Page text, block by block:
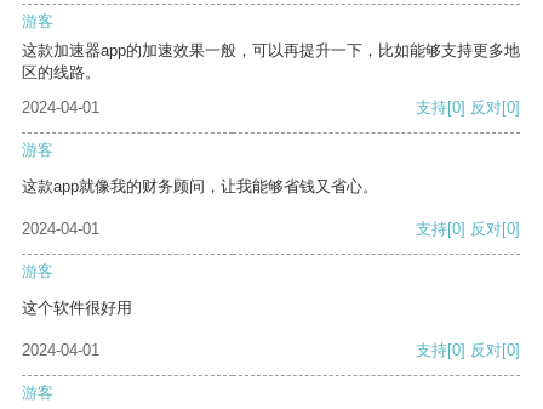
游客
这款加速器app的加速效果一般，可以再提升一下，比如能够支持更多地
区的线路。
2024-04-01
支持[0] 反对[0]
游客
这款app就像我的财务顾问，让我能够省钱又省心。
2024-04-01 支持[0] 反对[0]
游客
这个软件很好用
2024-04-01 支持[0] 反对[0]
游客